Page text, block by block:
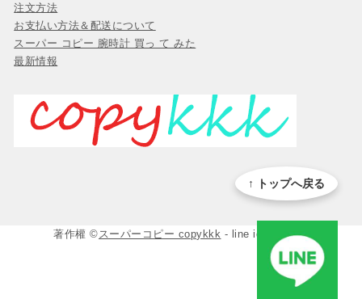
注文方法
お支払い方法＆配送について
スーパー コピー 腕時計 買っ て みた
最新情報
著作權 ©スーパーコピー copykkk - line id:copykkk
↑ トップへ戻る